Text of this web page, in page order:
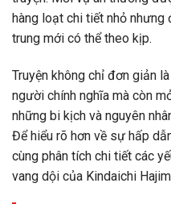
hàng loạt chi tiết nhỏ
trung mới có thể theo kịp.
Truyện không chỉ đơn giản
người chính nghĩa mà còn
những bi kịch và nguyên
Để hiểu rõ hơn về sự hấp
cùng phân tích chi tiết các
vang dội của Kindaichi